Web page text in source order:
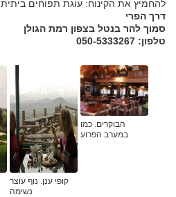
להחמיץ את הקינוח: עוגת תפוחים ביתית.
דרך הפרי
סמוך להר בנטל בצפון רמת הגולן
טלפון: 050-5333267
הבוקרים. כמו
במערב הפרוע
קופי ענן. נוף עוצר
נשימה